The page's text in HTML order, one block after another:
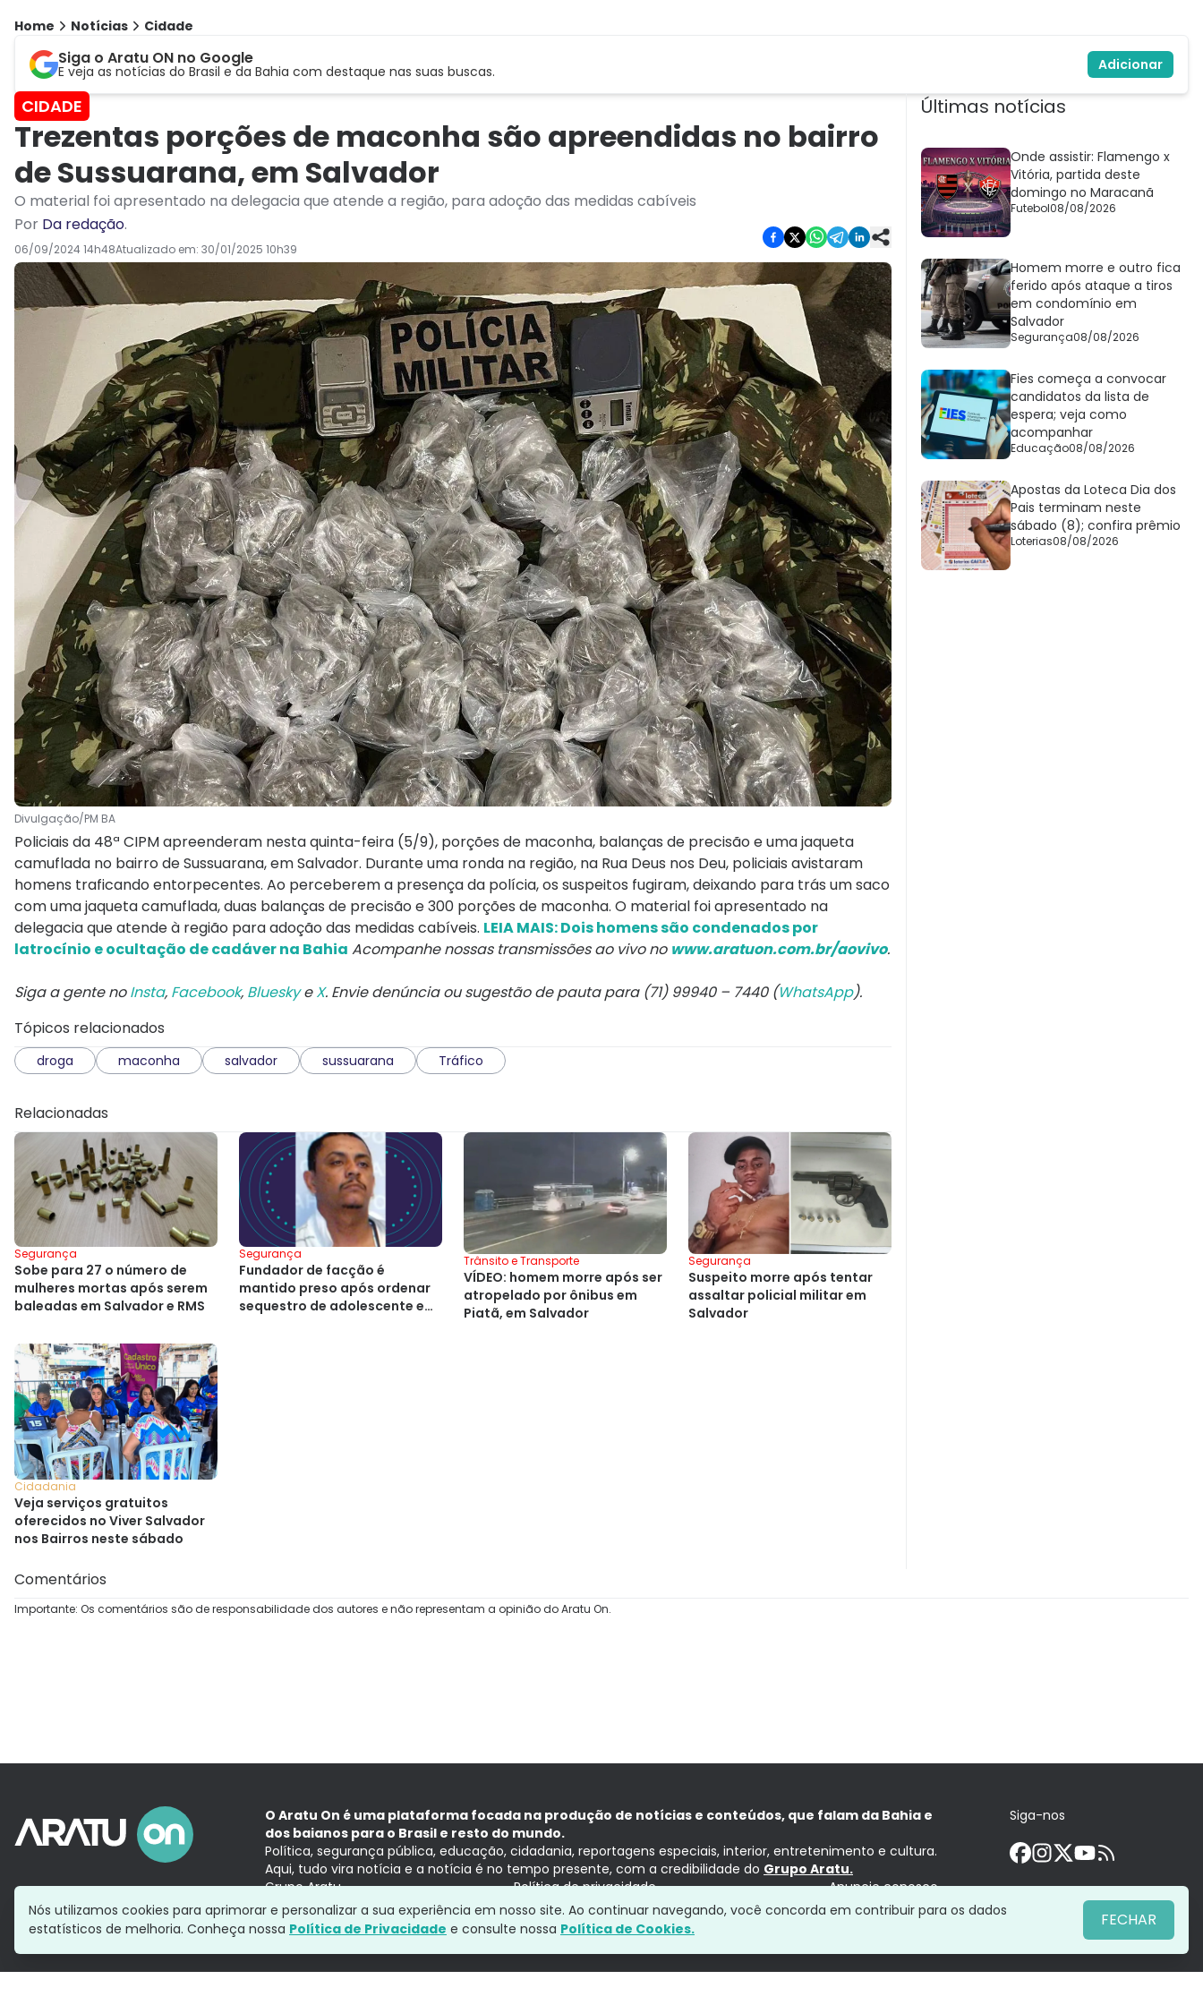
Home Notícias Cidade
Siga o Aratu ON no Google
E veja as notícias do Brasil e da Bahia com destaque nas suas buscas. Adicionar
CIDADE
Trezentas porções de maconha são apreendidas no bairro
de Sussuarana, em Salvador
O material foi apresentado na delegacia que atende a região, para adoção das medidas cabíveis
Por Da redação.
06/09/2024 14h48Atualizado em: 30/01/2025 10h39
Divulgação/PM BA
Policiais da 48ª CIPM apreenderam nesta quinta-feira (5/9), porções de maconha, balanças de precisão e uma jaqueta
camuflada no bairro de Sussuarana, em Salvador. Durante uma ronda na região, na Rua Deus nos Deu, policiais avistaram
homens traficando entorpecentes. Ao perceberem a presença da polícia, os suspeitos fugiram, deixando para trás um saco
com uma jaqueta camuflada, duas balanças de precisão e 300 porções de maconha. O material foi apresentado na
delegacia que atende à região para adoção das medidas cabíveis. LEIA MAIS: Dois homens são condenados por
latrocínio e ocultação de cadáver na Bahia Acompanhe nossas transmissões ao vivo no www.aratuon.com.br/aovivo.
Siga a gente noInsta, Facebook, BlueskyeX. Envie denúncia ou sugestão de pauta para (71) 99940 – 7440 (WhatsApp).
Tópicos relacionados
droga maconha salvador sussuarana Tráfico
Relacionadas
Segurança
Sobe para 27 o número de
mulheres mortas após serem
baleadas em Salvador e RMS
Segurança
Fundador de facção é
mantido preso após ordenar
sequestro de adolescente em
Trânsito e Transporte
VÍDEO: homem morre após ser
atropelado por ônibus em
Piatã, em Salvador
Segurança
Suspeito morre após tentar
assaltar policial militar em
Salvador
Cidadania
Veja serviços gratuitos
oferecidos no Viver Salvador
nos Bairros neste sábado
Últimas notícias
Onde assistir: Flamengo x
Vitória, partida deste
domingo no Maracanã
Futebol08/08/2026
Homem morre e outro fica
ferido após ataque a tiros
em condomínio em
Salvador
Segurança08/08/2026
Fies começa a convocar
candidatos da lista de
espera; veja como
acompanhar
Educação08/08/2026
Apostas da Loteca Dia dos
Pais terminam neste
sábado (8); confira prêmio
Loterias08/08/2026
Comentários
Importante: Os comentários são de responsabilidade dos autores e não representam a opinião do Aratu On.
O Aratu On é uma plataforma focada na produção de notícias e conteúdos, que falam da Bahia e
dos baianos para o Brasil e resto do mundo.
Política, segurança pública, educação, cidadania, reportagens especiais, interior, entretenimento e cultura.
Aqui, tudo vira notícia e a notícia é no tempo presente, com a credibilidade do Grupo Aratu.
Grupo Aratu
Política de privacidade Anuncie conosco
Siga-nos
Nós utilizamos cookies para aprimorar e personalizar a sua experiência em nosso site. Ao continuar navegando, você concorda em contribuir para os dados
estatísticos de melhoria. Conheça nossa Política de Privacidade e consulte nossa Política de Cookies. FECHAR